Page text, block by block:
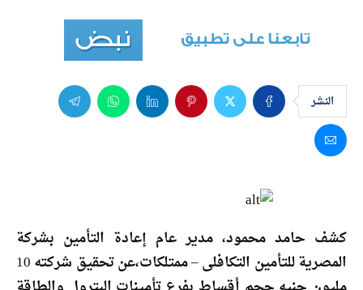
النشر
كشف حامد محمود، مدير عام إعادة التأمين بشركة
المصرية للتأمين التكافلى – ممتلكات،عن تحقيق شركته 10